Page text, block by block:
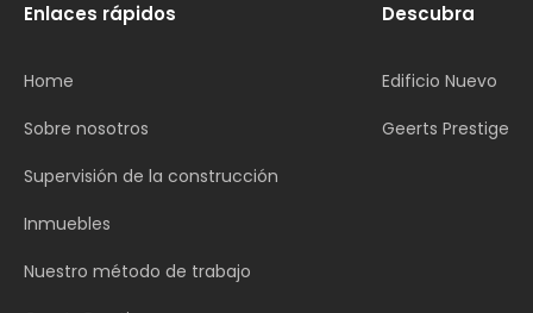
Enlaces rápidos
Home
Sobre nosotros
Supervisión de la construcción
Inmuebles
Nuestro método de trabajo
Descubra
Edificio Nuevo
Geerts Prestige